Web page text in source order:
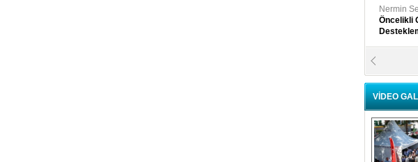
Nermin
Öncelikli
Nilüfer
Siz Hiç
VİDEO